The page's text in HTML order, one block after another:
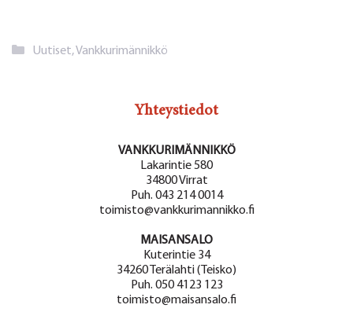
Kategoriat
Uutiset,Vankkurimännikkö
Yhteystiedot
VANKKURIMÄNNIKKÖ
Lakarintie 580
34800 Virrat
Puh. 043 214 0014
toimisto@vankkurimannikko.fi
MAISANSALO
Kuterintie 34
34260 Terälahti (Teisko)
Puh. 050 4123 123
toimisto@maisansalo.fi